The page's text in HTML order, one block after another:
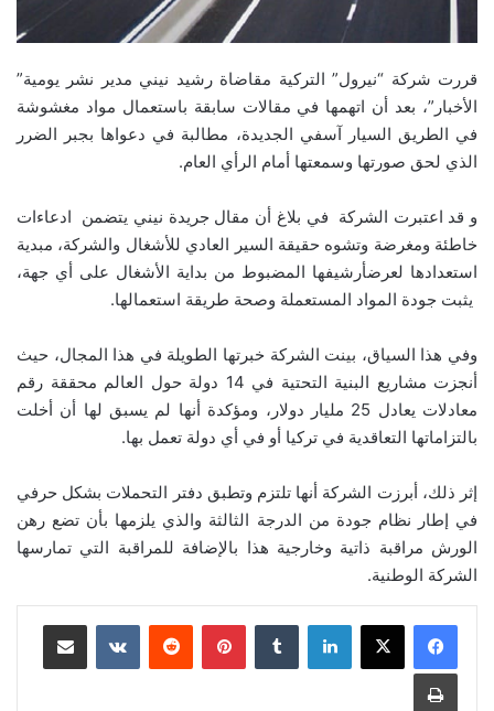
قررت شركة “نيرول” التركية مقاضاة رشيد نيني مدير نشر يومية”
الأخبار”، بعد أن اتهمها في مقالات سابقة باستعمال مواد مغشوشة
في الطريق السيار آسفي الجديدة، مطالبة في دعواها بجبر الضرر
الذي لحق صورتها وسمعتها أمام الرأي العام.
و قد اعتبرت الشركة في بلاغ أن مقال جريدة نيني يتضمن ادعاءات
خاطئة ومغرضة وتشوه حقيقة السير العادي للأشغال والشركة، مبدية
استعدادها لعرضأرشيفها المضبوط من بداية الأشغال على أي جهة،
يثبت جودة المواد المستعملة وصحة طريقة استعمالها.
وفي هذا السياق، بينت الشركة خبرتها الطويلة في هذا المجال، حيث
أنجزت مشاريع البنية التحتية في 14 دولة حول العالم محققة رقم
معادلات يعادل 25 مليار دولار، ومؤكدة أنها لم يسبق لها أن أخلت
بالتزاماتها التعاقدية في تركيا أو في أي دولة تعمل بها.
إثر ذلك، أبرزت الشركة أنها تلتزم وتطبق دفتر التحملات بشكل حرفي
في إطار نظام جودة من الدرجة الثالثة والذي يلزمها بأن تضع رهن
الورش مراقبة ذاتية وخارجية هذا بالإضافة للمراقبة التي تمارسها
الشركة الوطنية.
لينكدإن بينتيريست مشاركة عبر البريد
طباعة